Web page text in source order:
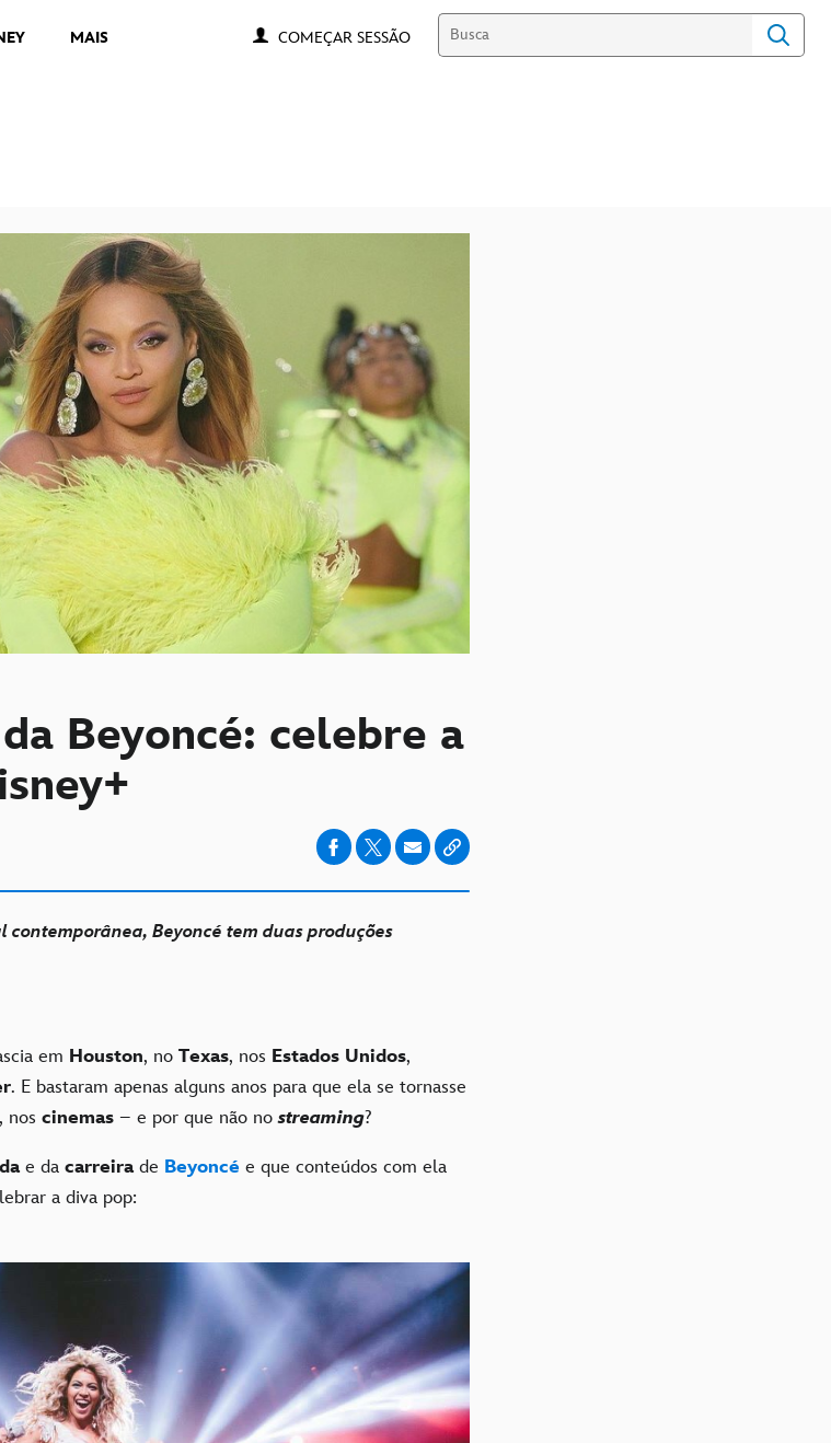
MAIS COMEÇAR SESSÃO
Beyoncé: celebre a
Beyoncé tem duas produções
em Houston, no Texas, nos Estados Unidos,
. E bastaram apenas alguns anos para que ela se tornasse
, nos cinemas – e por que não nostreaming?
e da carreira de Beyoncé e que conteúdos com ela
a diva pop: